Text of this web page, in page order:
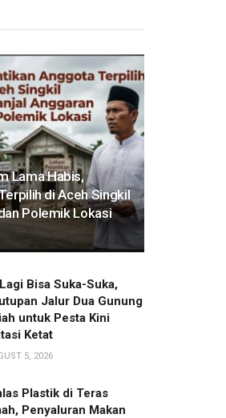
Lama Habis,
di Aceh Singkil
Polemik Lokasi‎
Bisa Suka-Suka,
Jalur Dua Gunung
untuk Pesta Kini
Ketat‎
5, 2026
Plastik di Teras
Penyaluran Makan